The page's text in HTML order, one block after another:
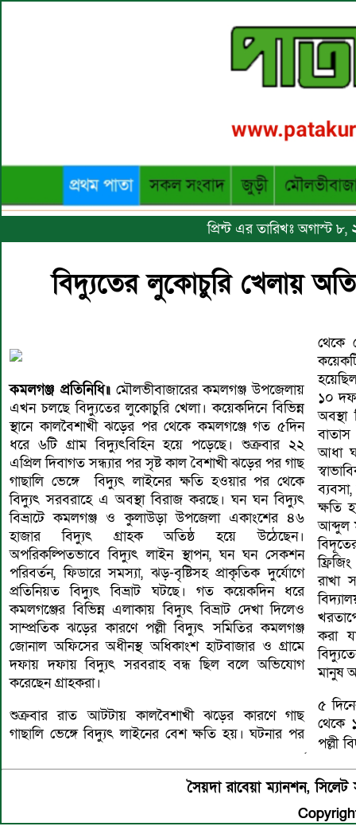
প্রিন্ট এর তারিখঃ অগাস্ট
বিদ্যুতের লুকোচুরি খেলায়
কমলগঞ্জ প্রতিনিধি॥ মৌলভীবাজারের কমলগঞ্জ উপজেলায়
এখন চলছে বিদ্যুতের লুকোচুরি খেলা। কয়েকদিনে বিভিন্ন
স্থানে কালবৈশাখী ঝড়ের পর থেকে কমলগঞ্জে গত ৫দিন
ধরে ৬টি গ্রাম বিদ্যুৎবিহিন হয়ে পড়েছে। শুক্রবার ২২
এপ্রিল দিবাগত সন্ধ্যার পর সৃষ্ট কাল বৈশাখী ঝড়ের পর গাছ
গাছালি ভেঙ্গে বিদ্যুৎ লাইনের ক্ষতি হওয়ার পর থেকে
বিদ্যুৎ সরবরাহে এ অবস্থা বিরাজ করছে। ঘন ঘন বিদ্যুৎ
বিভ্রাটে কমলগঞ্জ ও কুলাউড়া উপজেলা একাংশের ৪৬
হাজার বিদ্যুৎ গ্রাহক অতিষ্ঠ হয়ে উঠেছেন।
অপরিকল্পিতভাবে বিদ্যুৎ লাইন স্থাপন, ঘন ঘন সেকশন
পরিবর্তন, ফিডারে সমস্যা, ঝড়-বৃষ্টিসহ প্রাকৃতিক দুর্যোগে
প্রতিনিয়ত বিদ্যুৎ বিভ্রাট ঘটছে। গত কয়েকদিন ধরে
কমলগঞ্জের বিভিন্ন এলাকায় বিদ্যুৎ বিভ্রাট দেখা দিলেও
সাম্প্রতিক ঝড়ের কারণে পল্লী বিদ্যুৎ সমিতির কমলগঞ্জ
জোনাল অফিসের অধীনস্থ অধিকাংশ হাটবাজার ও গ্রামে
দফায় দফায় বিদ্যুৎ সরবরাহ বন্ধ ছিল বলে অভিযোগ
করেছেন গ্রাহকরা।
শুক্রবার রাত আটটায় কালবৈশাখী ঝড়ের কারণে গাছ
গাছালি ভেঙ্গে বিদ্যুৎ লাইনের বেশ ক্ষতি হয়। ঘটনার পর
থেকে
১০
বাতাস
আধা
ক্ষতি
আব্দুল
রাখা
করা
মানুষ
৫
থেকে
পল্লী
সৈয়দা রাবেয়া ম্যানশন,